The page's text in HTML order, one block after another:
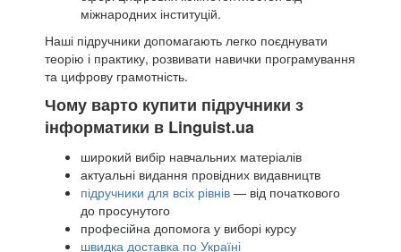
міжнародних інституцій.
Наші підручники допомагають легко поєднувати
теорію і практику, розвивати навички програмування
та цифрову грамотність.
Чому варто купити підручники з
інформатики в Linguist.ua
широкий вибір навчальних матеріалів
актуальні видання провідних видавництв
підручники для всіх рівнів — від початкового
до просунутого
професійна допомога у виборі курсу
швидка доставка по Україні